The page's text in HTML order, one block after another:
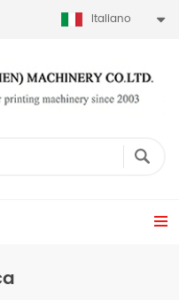
Italiano